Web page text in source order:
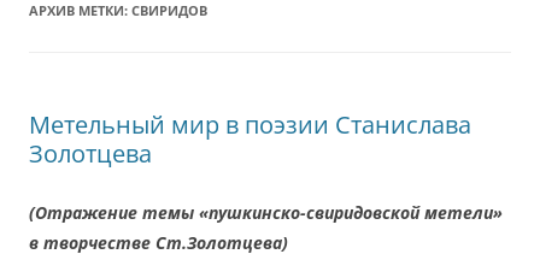
АРХИВ МЕТКИ: СВИРИДОВ
Метельный мир в поэзии Станислава
Золотцева
(Отражение темы «пушкинско-свиридовской метели»
в творчестве Ст.Золотцева)